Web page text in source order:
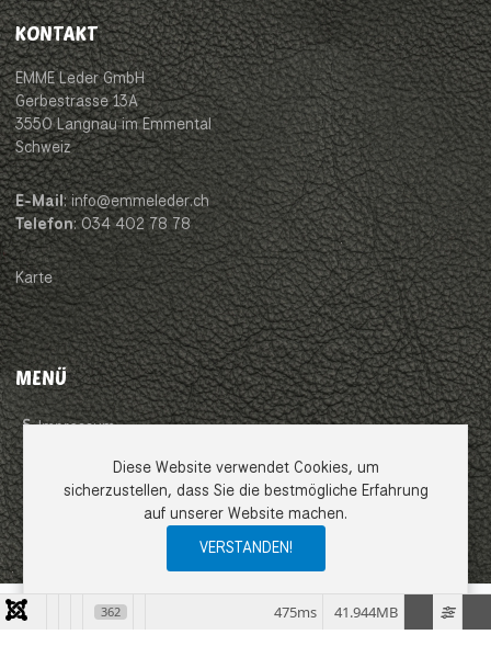
My Wishlist Compare
KONTAKT
EMME Leder GmbH
Gerbestrasse 13A
3550 Langnau im Emmental
Schweiz
E-Mail: info@emmeleder.ch
Telefon: 034 402 78 78
Karte
MENÜ
Impressum
Datenschutzerklärung
COPYRIGHT © 2026 EMME LEDER GMBH. ALLE RECHTE VORBEHALTEN.
Diese Website verwendet Cookies, um
sicherzustellen, dass Sie die bestmögliche Erfahrung
auf unserer Website machen.
VERSTANDEN!
362 41.944MB
475ms